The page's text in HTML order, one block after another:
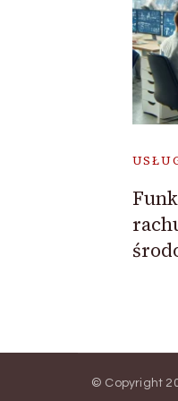
© Copyright